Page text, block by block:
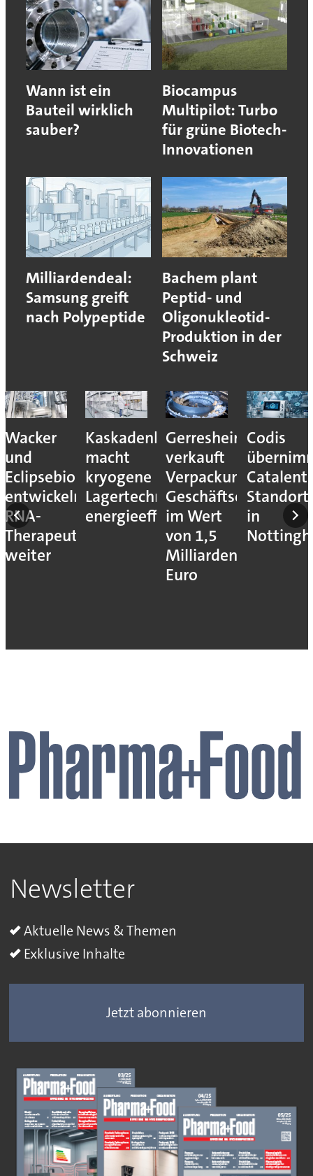
Wann ist ein
Bauteil wirklich
sauber?
Biocampus
Multipilot: Turbo
für grüne Biotech-
Innovationen
Milliardendeal:
Samsung greift
nach Polypeptide
Bachem plant
Peptid- und
Oligonukleotid-
Produktion in der
Schweiz
Wacker
und
Eclipsebio
entwickeln
RNA-
Therapeutika
weiter
Kaskadenkonzept
macht
kryogene
Lagertechnik
energieeffizienter
Gerresheimer
verkauft
Verpackungs-
Geschäftseinheiten
im Wert
von 1,5
Milliarden
Euro
Codis
Catalent-
Standort
in
Newsletter
Aktuelle News & Themen
Exklusive Inhalte
Jetzt abonnieren